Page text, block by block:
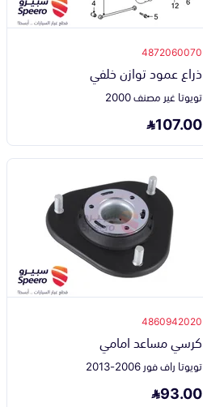
4872060070
ذراع عمود توازن خلفي
تويوتا غير مصنف 2000
107.00
4860942020
كرسي مساعد امامي
تويوتا راف فور 2006-2013
93.00